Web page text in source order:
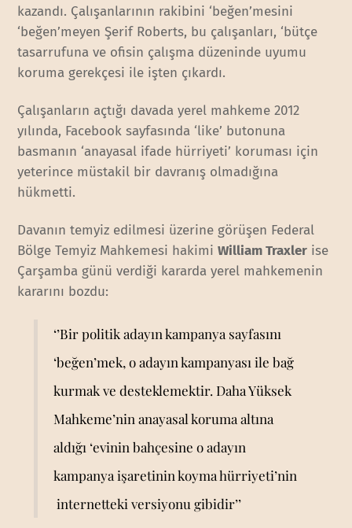
kazandı. Çalışanlarının rakibini ‘beğen’mesini
‘beğen’meyen Şerif Roberts, bu çalışanları, ‘bütçe
tasarrufuna ve ofisin çalışma düzeninde uyumu
koruma gerekçesi ile işten çıkardı.
Çalışanların açtığı davada yerel mahkeme 2012
yılında, Facebook sayfasında ‘like’ butonuna
basmanın ‘anayasal ifade hürriyeti’ koruması için
yeterince müstakil bir davranış olmadığına
hükmetti.
Davanın temyiz edilmesi üzerine görüşen Federal
Bölge Temyiz Mahkemesi hakimiWilliam Traxler ise
Çarşamba günü verdiği kararda yerel mahkemenin
kararını bozdu:
‘’Bir politik adayın kampanya sayfasını
‘beğen’mek, o adayın kampanyası ile bağ
kurmak ve desteklemektir. Daha Yüksek
Mahkeme’nin anayasal koruma altına
aldığı ‘evinin bahçesine o adayın
kampanya işaretinin koyma hürriyeti’nin
internetteki versiyonu gibidir’’